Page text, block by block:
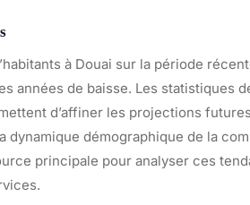
à Douai sur la période
années de baisse. Les statistiques
d’affiner les projections
dynamique démographique de la
principale pour analyser ces